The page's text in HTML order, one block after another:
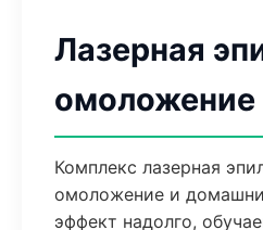
Лазерная
омоложение
Комплекс лазерная
омоложение и
эффект надолго,